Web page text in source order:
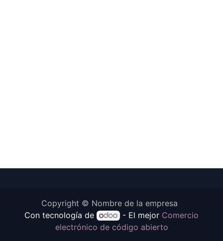
Copyright © Nombre de la empresa
Con tecnología de
- El mejor Comercio
electrónico de código abierto